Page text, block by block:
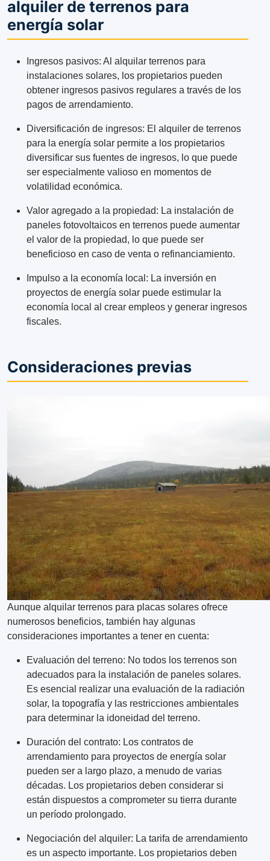
alquiler de terrenos para
energía solar
Ingresos pasivos: Al alquilar terrenos para
instalaciones solares, los propietarios pueden
obtener ingresos pasivos regulares a través de los
pagos de arrendamiento.
Diversificación de ingresos: El alquiler de terrenos
para la energía solar permite a los propietarios
diversificar sus fuentes de ingresos, lo que puede
ser especialmente valioso en momentos de
volatilidad económica.
Valor agregado a la propiedad: La instalación de
paneles fotovoltaicos en terrenos puede aumentar
el valor de la propiedad, lo que puede ser
beneficioso en caso de venta o refinanciamiento.
Impulso a la economía local: La inversión en
proyectos de energía solar puede estimular la
economía local al crear empleos y generar ingresos
fiscales.
Consideraciones previas
Aunque alquilar terrenos para placas solares ofrece
numerosos beneficios, también hay algunas
consideraciones importantes a tener en cuenta:
Evaluación del terreno: No todos los terrenos son
adecuados para la instalación de paneles solares.
Es esencial realizar una evaluación de la radiación
solar, la topografía y las restricciones ambientales
para determinar la idoneidad del terreno.
Duración del contrato: Los contratos de
arrendamiento para proyectos de energía solar
pueden ser a largo plazo, a menudo de varias
décadas. Los propietarios deben considerar si
están dispuestos a comprometer su tierra durante
un período prolongado.
Negociación del alquiler: La tarifa de arrendamiento
es un aspecto importante. Los propietarios deben